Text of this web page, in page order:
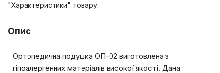
"Характеристики" товару.
Опис
Ортопедична подушка ОП-02 виготовлена з
гіпоалергенних матеріалів високої якості. Дана